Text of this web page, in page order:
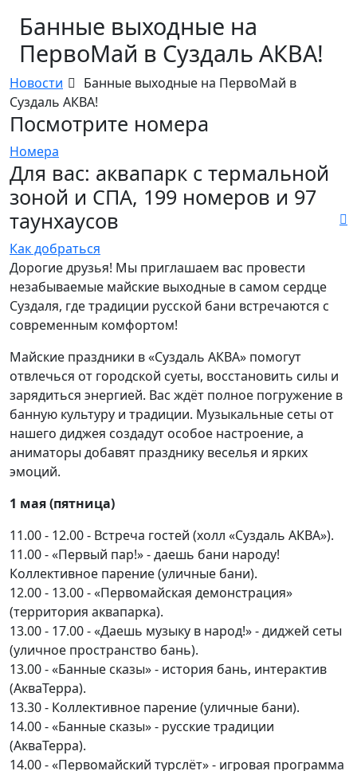
Банные выходные на
ПервоМай в Суздаль АКВА!
Новости
Банные выходные на ПервоМай в
Суздаль АКВА!
Посмотрите номера
Номера
Для вас: аквапарк с термальной
зоной и СПА, 199 номеров и 97
таунхаусов
Как добраться
Дорогие друзья! Мы приглашаем вас провести
незабываемые майские выходные в самом сердце
Суздаля, где традиции русской бани встречаются с
современным комфортом!
Майские праздники в «Суздаль АКВА» помогут
отвлечься от городской суеты, восстановить силы и
зарядиться энергией. Вас ждёт полное погружение в
банную культуру и традиции. Музыкальные сеты от
нашего диджея создадут особое настроение, а
аниматоры добавят празднику веселья и ярких
эмоций.
1 мая (пятница)
11.00 - 12.00 - Встреча гостей (холл «Суздаль АКВА»).
11.00 - «Первый пар!» - даешь бани народу!
Коллективное парение (уличные бани).
12.00 - 13.00 - «Первомайская демонстрация»
(территория аквапарка).
13.00 - 17.00 - «Даешь музыку в народ!» - диджей сеты
(уличное пространство бань).
13.00 - «Банные сказы» - история бань, интерактив
(АкваТерра).
13.30 - Коллективное парение (уличные бани).
14.00 - «Банные сказы» - русские традиции
(АкваТерра).
14.00 - «Первомайский турслёт» - игровая программа